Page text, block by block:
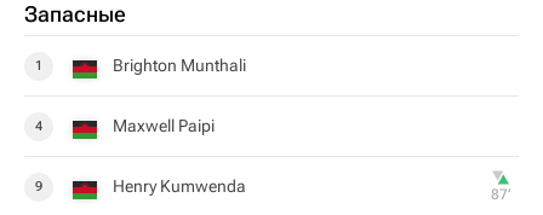
Запасные
1 Brighton Munthali
4 Maxwell Paipi
9 Henry Kumwenda 87‎’‎